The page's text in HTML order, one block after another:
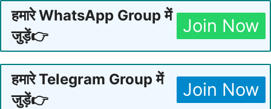
हमारे WhatsApp Group में
जुड़ें👉
Join Now
हमारे Telegram Group में
जुड़ें👉
Join Now